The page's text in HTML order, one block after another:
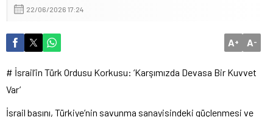
22/06/2026 17:24
A+ A-
# İsrail’in Türk Ordusu Korkusu: ‘Karşımızda Devasa Bir Kuvvet
Var’
İsrail basını, Türkiye’nin savunma sanayisindeki güçlenmesi ve